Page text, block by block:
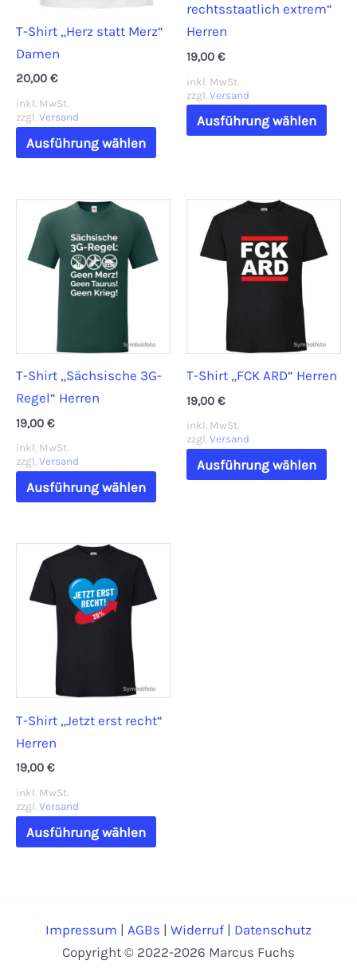
T-Shirt „Herz statt Merz“
Damen
20,00 €
inkl. MwSt.
zzgl. Versand
Ausführung wählen
Dieses
Produkt
mehrere
Varianten
Die
der
Produktseite
gewählt
werden
rechtsstaatlich extrem“
Herren
19,00 €
inkl. MwSt.
zzgl. Versand
Ausführung wählen
T-Shirt „Sächsische 3G-
Regel“ Herren
19,00 €
inkl. MwSt.
zzgl. Versand
Ausführung wählen
Dieses
Produkt
mehrere
der
Produktseite
T-Shirt „FCK ARD“ Herren
19,00 €
inkl. MwSt.
zzgl. Versand
Ausführung wählen
T-Shirt „Jetzt erst recht“
Herren
19,00 €
inkl. MwSt.
zzgl. Versand
Ausführung wählen
Dieses
Produkt
auf.
Die
Impressum | AGBs | Widerruf | Datenschutz
Copyright © 2022-2026 Marcus Fuchs